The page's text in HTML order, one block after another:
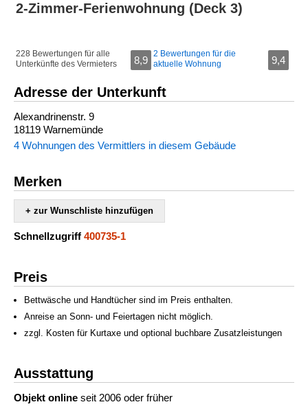
2-Zimmer-Ferienwohnung (Deck 3)
228 Bewertungen für alle
Unterkünfte des Vermieters
8,9
2 Bewertungen für die
aktuelle Wohnung
9,4
Adresse der Unterkunft
Alexandrinenstr. 9
18119 Warnemünde
4 Wohnungen des Vermittlers in diesem Gebäude
Merken
+ zur Wunschliste hinzufügen
Schnellzugriff 400735-1
Preis
Bettwäsche und Handtücher sind im Preis enthalten.
Anreise an Sonn- und Feiertagen nicht möglich.
zzgl. Kosten für Kurtaxe und optional buchbare Zusatzleistungen
Ausstattung
Objekt online seit 2006 oder früher